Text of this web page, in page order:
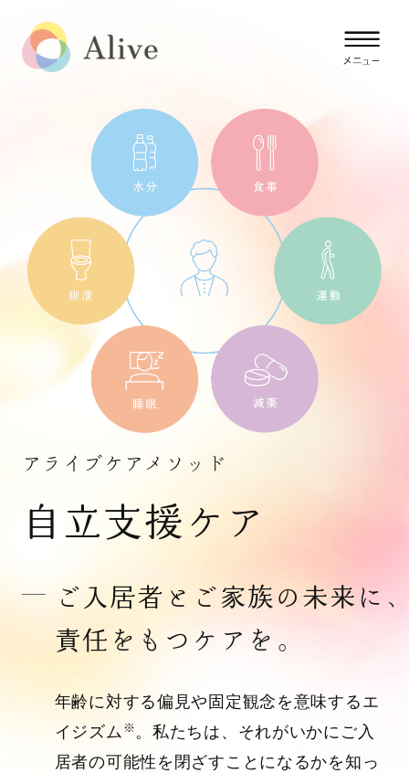
アライブケアメソッド
自立支援ケア
ご入居者と ご家族の未来に
責任をもつケアを。
年齢に対する偏見や固定観念を意味するエ
イジズム ※ 。私たちは、それがいかにご入
居者の可能性を閉ざすことになるかを知っ